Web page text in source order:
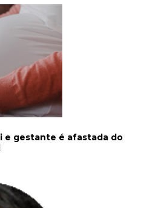
e gestante é afastada do